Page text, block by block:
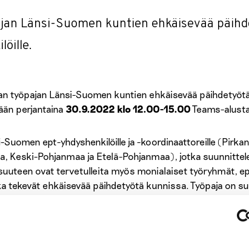
Länsi-Suomen kuntien ehkäisevää
työpajan Länsi-Suomen kuntien ehkäisevää
perjantaina 30.9.2022 klo 12.00-15.00Teams-
ept-yhdyshenkilöille ja -koordinaattoreille
Keski-Pohjanmaa ja Etelä-Pohjanmaa), jotka
ovat tervetulleita myös monialaiset työryhmät,
tekevät ehkäisevää päihdetyötä kunnissa. Työpaja on